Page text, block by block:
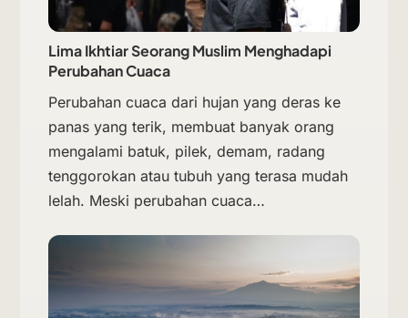
Lima Ikhtiar Seorang Muslim Menghadapi
Perubahan Cuaca
Perubahan cuaca dari hujan yang deras ke
panas yang terik, membuat banyak orang
mengalami batuk, pilek, demam, radang
tenggorokan atau tubuh yang terasa mudah
lelah. Meski perubahan cuaca…